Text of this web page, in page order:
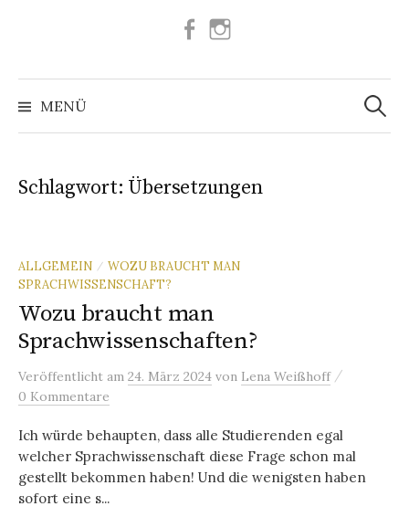
Facebook
MENÜ
Suchen
nach:
Schlagwort: Übersetzungen
ALLGEMEIN / WOZU BRAUCHT MAN
SPRACHWISSENSCHAFT?
Wozu braucht man
Sprachwissenschaften?
Veröffentlicht am 24. März 2024 von Lena Weißhoff /
0 Kommentare
Ich würde behaupten, dass alle Studierenden egal
welcher Sprachwissenschaft diese Frage schon mal
gestellt bekommen haben! Und die wenigsten haben
sofort eine s...